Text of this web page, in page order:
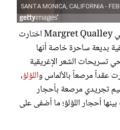
الممثلة الشابة مارغريت كوالي Margret Qualley اختارت
بديعة ساحرة خاصة أنها
الشعر الإغريقية
عقداً مرصعاً بالألماس واللؤلؤ،
تجريدي مرصعة بأحجار
أحجار اللؤلؤ؛ ما أضفى على